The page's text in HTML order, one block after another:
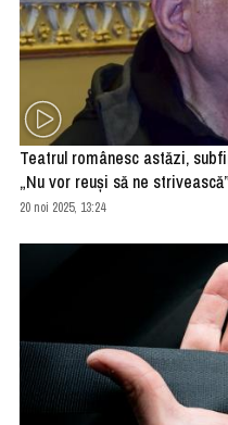
Teatrul românesc astăzi,
„Nu vor reuși să ne strivească”
20 noi 2025, 13:24